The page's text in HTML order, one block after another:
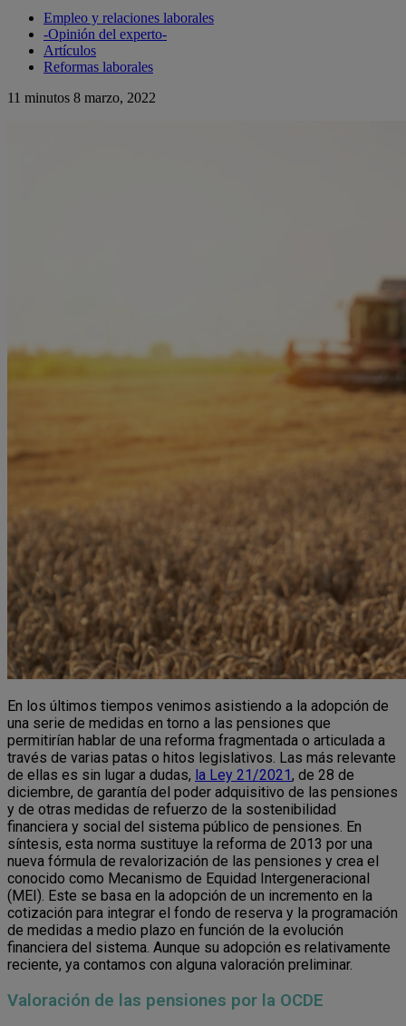
Empleo y relaciones laborales
-Opinión del experto-
Artículos
Reformas laborales
11 minutos 8 marzo, 2022
En los últimos tiempos venimos asistiendo a la adopción de
una serie de medidas en torno a las pensiones que
permitirían hablar de una reforma fragmentada o articulada a
través de varias patas o hitos legislativos. Las más relevante
de ellas es sin lugar a dudas, la Ley 21/2021 , de 28 de
diciembre, de garantía del poder adquisitivo de las pensiones
y de otras medidas de refuerzo de la sostenibilidad
financiera y social del sistema público de pensiones. En
síntesis, esta norma sustituye la reforma de 2013 por una
nueva fórmula de revalorización de las pensiones y crea el
conocido como Mecanismo de Equidad Intergeneracional
(MEI). Este se basa en la adopción de un incremento en la
cotización para integrar el fondo de reserva y la programación
de medidas a medio plazo en función de la evolución
financiera del sistema. Aunque su adopción es relativamente
reciente, ya contamos con alguna valoración preliminar.
Valoración de las pensiones por la OCDE